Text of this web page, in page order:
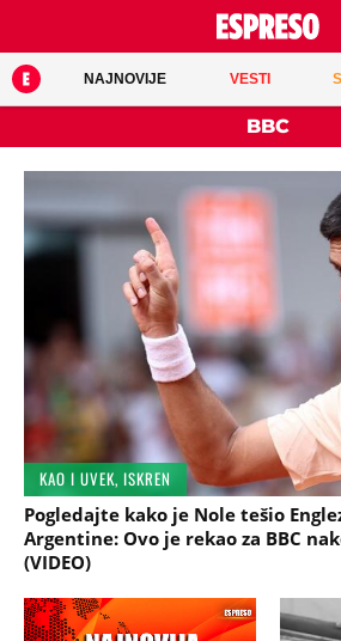
NAJNOVIJE VESTI
BBC
KAO I UVEK, ISKREN
Pogledajte kako je Nole tešio
Argentine: Ovo je rekao za BBC
(VIDEO)